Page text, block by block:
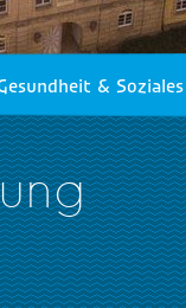
& Soziales